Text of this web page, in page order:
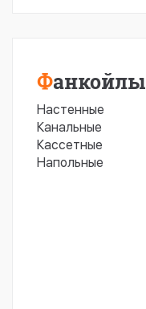
Фанкойлы
Настенные
Канальные
Кассетные
Напольные